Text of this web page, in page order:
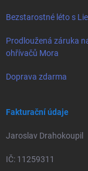
Bezstarostné léto s
Prodloužená záruka
ohřívačů Mora
Doprava zdarma
Fakturační údaje
Jaroslav Drahokoupil
IČ: 11259311